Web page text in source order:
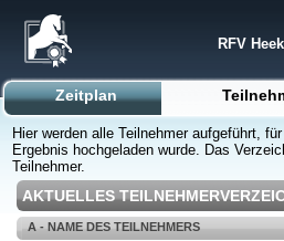
RFV
Zeitplan
Hier werden alle Teilnehmer aufgeführt,
Ergebnis hochgeladen wurde. Das
Teilnehmer.
AKTUELLES
A - NAME DES TEILNEHMERS